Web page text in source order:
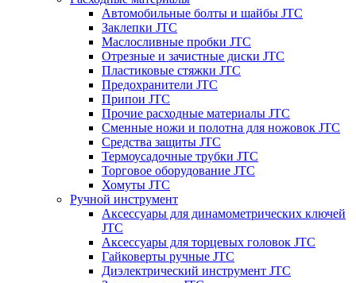
Автомобильные болты и шайбы JTC
Заклепки JTC
Маслосливные пробки JTC
Отрезные и зачистные диски JTC
Пластиковые стяжки JTC
Предохранители JTC
Припои JTC
Прочие расходные материалы JTC
Сменные ножи и полотна для ножовок JTC
Средства защиты JTC
Термоусадочные трубки JTC
Торговое оборудование JTC
Хомуты JTC
Ручной инструмент
Аксессуары для динамометрических ключей
JTC
Аксессуары для торцевых головок JTC
Гайковерты ручные JTC
Диэлектрический инструмент JTC